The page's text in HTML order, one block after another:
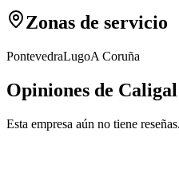
Zonas de servicio
PontevedraLugoA Coruña
Opiniones de Caligal
Esta empresa aún no tiene